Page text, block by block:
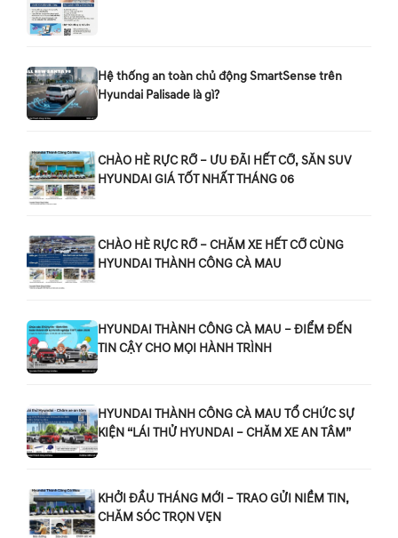
Hệ thống an toàn chủ động SmartSense trên
Hyundai Palisade là gì?
CHÀO HÈ RỰC RỠ – ƯU ĐÃI HẾT CỠ, SĂN SUV
HYUNDAI GIÁ TỐT NHẤT THÁNG 06
CHÀO HÈ RỰC RỠ – CHĂM XE HẾT CỠ CÙNG
HYUNDAI THÀNH CÔNG CÀ MAU
HYUNDAI THÀNH CÔNG CÀ MAU – ĐIỂM ĐẾN
TIN CẬY CHO MỌI HÀNH TRÌNH
HYUNDAI THÀNH CÔNG CÀ MAU TỔ CHỨC SỰ
KIỆN “LÁI THỬ HYUNDAI – CHĂM XE AN TÂM”
KHỞI ĐẦU THÁNG MỚI – TRAO GỬI NIỀM TIN,
CHĂM SÓC TRỌN VẸN